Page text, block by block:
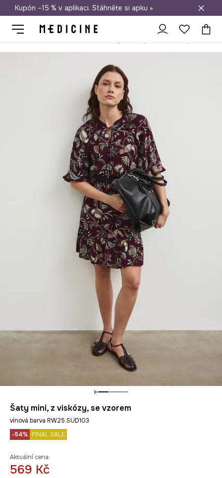
Doprava zdarma při nákupu nad 1 200 Kč
Kupón –15 % v aplikaci. Stáhněte si apku »
Šaty mini, z viskózy, se vzorem
vínová barva RW25.SUD103
-54% FINAL SALE
Aktuální cena:
569 Kč